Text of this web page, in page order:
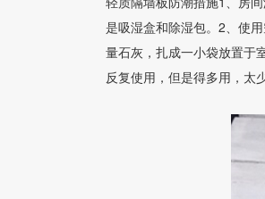
是吸湿盒和除湿包。2、使
量石灰，扎成一小袋放置于
反复使用，但是得多用，太